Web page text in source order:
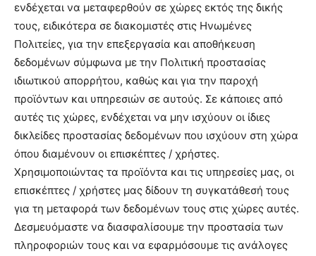
ενδέχεται να μεταφερθούν σε χώρες εκτός της δικής
τους, ειδικότερα σε διακομιστές στις Ηνωμένες
Πολιτείες, για την επεξεργασία και αποθήκευση
δεδομένων σύμφωνα με την Πολιτική προστασίας
ιδιωτικού απορρήτου, καθώς και για την παροχή
προϊόντων και υπηρεσιών σε αυτούς. Σε κάποιες από
αυτές τις χώρες, ενδέχεται να μην ισχύουν οι ίδιες
δικλείδες προστασίας δεδομένων που ισχύουν στη χώρα
όπου διαμένουν οι επισκέπτες / χρήστες.
Χρησιμοποιώντας τα προϊόντα και τις υπηρεσίες μας, οι
επισκέπτες / χρήστες μας δίδουν τη συγκατάθεσή τους
για τη μεταφορά των δεδομένων τους στις χώρες αυτές.
Δεσμευόμαστε να διασφαλίσουμε την προστασία των
πληροφοριών τους και να εφαρμόσουμε τις ανάλογες